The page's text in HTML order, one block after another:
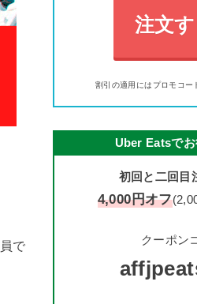
で
注文
割引の適用にはプロモコー
Uber Eatsでお
初回と二回目
4,000円オフ
クーポン